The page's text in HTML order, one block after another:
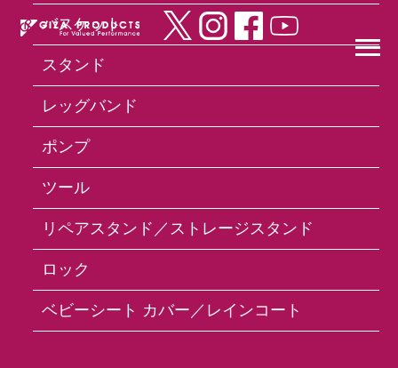
バスケット
スタンド
レッグバンド
ポンプ
ツール
リペアスタンド／ストレージスタンド
ロック
ベビーシート カバー／レインコート
Products